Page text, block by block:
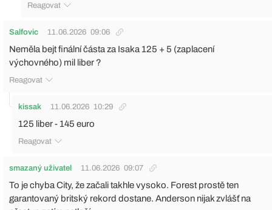
Reagovat
Salfovic 11.06.2026 09:06
Neměla bejt finální částa za Isaka 125 + 5 (zaplacení
výchovného) mil liber ?
Reagovat
kissak 11.06.2026 10:29
125 liber - 145 euro
Reagovat
smazaný uživatel 11.06.2026 09:07
To je chyba City, že začali takhle vysoko. Forest prostě ten
garantovaný britský rekord dostane. Anderson nijak zvlášť na